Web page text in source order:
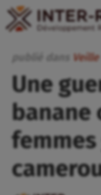
publié dans Veille
Une
banane